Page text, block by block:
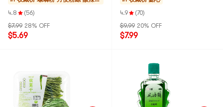
4.8
(56)
$7.99 28% OFF
$5.69
4.9
(70)
$9.99 20% OFF
$7.99